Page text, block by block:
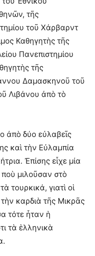
τῆς
τοῦ Χάρβαρντ
Καθηγητὴς τῆς
Πανεπιστημίου
τῆς
Δαμασκηνοῦ τοῦ
Λιβάνου ἀπὸ τὸ
ἀπὸ δύο εὐλαβεῖς
καὶ τὴν Εὐλαμπία
Ἐπίσης εἶχε μία
μιλοῦσαν στὸ
τουρκικά, γιατὶ οἱ
καρδιὰ τῆς Μικρᾶς
τότε ἦταν ἡ
τὰ ἑλληνικὰ